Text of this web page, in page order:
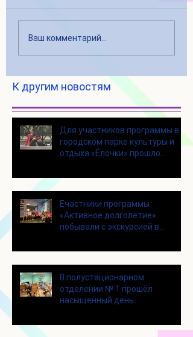
Ваш комментарий...
К другим новостям
Для участников программы в
городском парке культуры и
отдыха «Ёлочки» прошло
Eчастники программы
«Активное долголетие»
побывали с экскурсией в
В полустационарном
отделении № 1 прошёл
насыщенный день.